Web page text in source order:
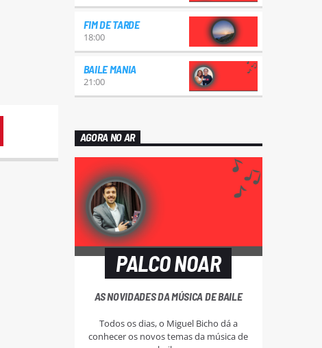
FIM DE TARDE
18:00
BAILE MANIA
21:00
AGORA NO AR
PALCO NOAR
AS NOVIDADES DA MÚSICA DE BAILE
Todos os dias, o Miguel Bicho dá a
conhecer os novos temas da música de